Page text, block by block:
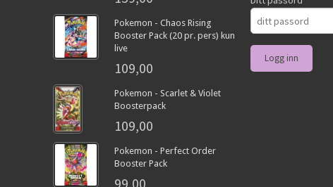
Pokemon - Chaos Rising
Booster Pack (20 pr. pers) kun
live
109,00
Pokemon - Scarlet & Violet
Boosterpack
109,00
Pokemon - Perfect Order
Booster Pack
99,00